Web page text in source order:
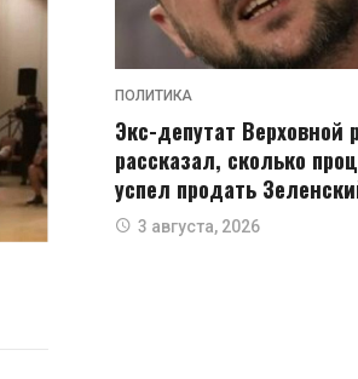
ПОЛИТИКА
Экс-депутат Верховной
рассказал, сколько
успел продать
3 августа, 2026